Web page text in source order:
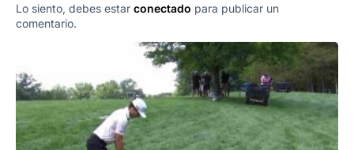
Lo siento, debes estar conectado para publicar un
comentario.